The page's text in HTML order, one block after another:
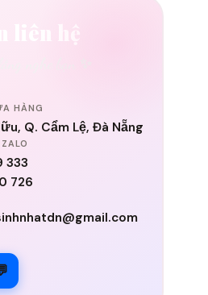
liên hệ
HÀNG
Q. Cẩm Lệ, Đà Nẵng
333
726